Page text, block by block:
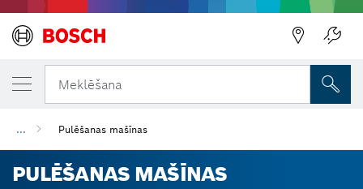
Meklēšana
... Pulēšanas mašīnas
PULĒŠANAS MAŠĪNAS